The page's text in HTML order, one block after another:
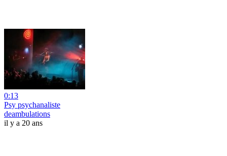
0:13
Psy psychanaliste
deambulations
il y a 20 ans